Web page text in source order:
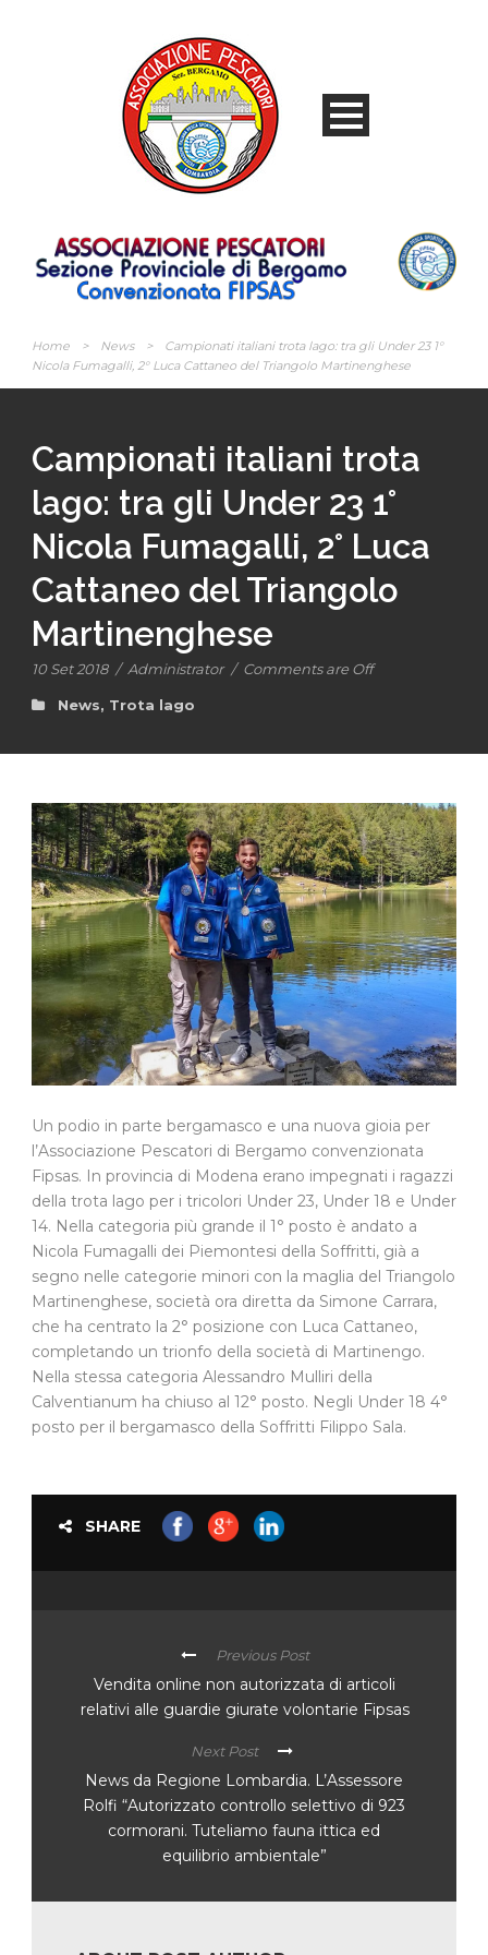
Home > News >
Campionati italiani trota lago: tra gli Under 23 1°
Nicola Fumagalli, 2° Luca Cattaneo del Triangolo Martinenghese
Campionati italiani trota
lago: tra gli Under 23 1°
Nicola Fumagalli, 2° Luca
Cattaneo del Triangolo
Martinenghese
10 Set 2018 / Administrator / Comments are Off
News, Trota lago
Un podio in parte bergamasco e una nuova gioia per
l’Associazione Pescatori di Bergamo convenzionata
Fipsas. In provincia di Modena erano impegnati i ragazzi
della trota lago per i tricolori Under 23, Under 18 e Under
14. Nella categoria più grande il 1° posto è andato a
Nicola Fumagalli dei Piemontesi della Soffritti, già a
segno nelle categorie minori con la maglia del Triangolo
Martinenghese, società ora diretta da Simone Carrara,
che ha centrato la 2° posizione con Luca Cattaneo,
completando un trionfo della società di Martinengo.
Nella stessa categoria Alessandro Mulliri della
Calventianum ha chiuso al 12° posto. Negli Under 18 4°
posto per il bergamasco della Soffritti Filippo Sala.
SHARE
Previous Post
Vendita online non autorizzata di articoli
relativi alle guardie giurate volontarie Fipsas
Next Post
News da Regione Lombardia. L’Assessore
Rolfi “Autorizzato controllo selettivo di 923
cormorani. Tuteliamo fauna ittica ed
equilibrio ambientale”